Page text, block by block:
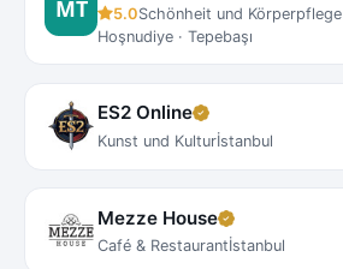
5.0Schönheit und Körperpflege
Hoşnudiye · Tepebaşı
ES2 Online
Kunst und Kulturİstanbul
Mezze House
Café & Restaurantİstanbul